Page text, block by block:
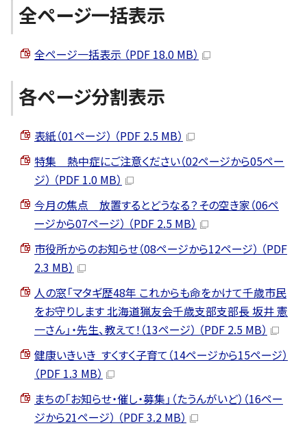
全ページ一括表示
全ページ一括表示 （PDF 18.0 MB）
各ページ分割表示
表紙（01ページ） （PDF 2.5 MB）
特集 熱中症にご注意ください（02ページから05ペー
ジ） （PDF 1.0 MB）
今月の焦点 放置するとどうなる？その空き家（06ペ
ージから07ページ） （PDF 2.5 MB）
市役所からのお知らせ（08ページから12ページ） （PDF
2.3 MB）
人の窓「マタギ歴48年 これからも命をかけて千歳市民
をお守りします 北海道猟友会千歳支部支部長 坂井 憲
一さん」・先生、教えて！（13ページ） （PDF 2.5 MB）
健康いきいき すくすく子育て（14ページから15ページ）
（PDF 1.3 MB）
まちの「お知らせ・催し・募集」（たうんがいど）（16ペー
ジから21ページ） （PDF 3.2 MB）